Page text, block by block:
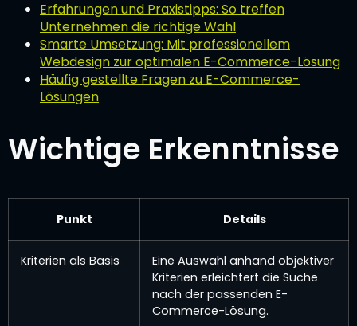
Erfahrungen und Praxistipps: So treffen
Unternehmen die richtige Wahl
Smarte Umsetzung: Mit professionellem
Webdesign zur optimalen E-Commerce-Lösung
Häufig gestellte Fragen zu E-Commerce-
Lösungen
Wichtige Erkenntnisse
Punkt Details
Kriterien als Basis
Eine Auswahl anhand objektiver
Kriterien erleichtert die Suche
nach der passenden E-
Commerce-Lösung.